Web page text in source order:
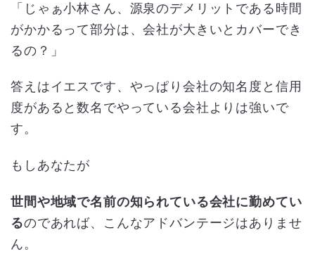
「じゃぁ小林さん、源泉のデメリットである時間
がかかるって部分は、会社が大きいとカバーでき
るの？」
答えはイエスです、やっぱり会社の知名度と信用
度があると数名でやっている会社よりは強いで
す。
もしあなたが
世間や地域で名前の知られている会社に勤めてい
るのであれば、こんなアドバンテージはありませ
ん。